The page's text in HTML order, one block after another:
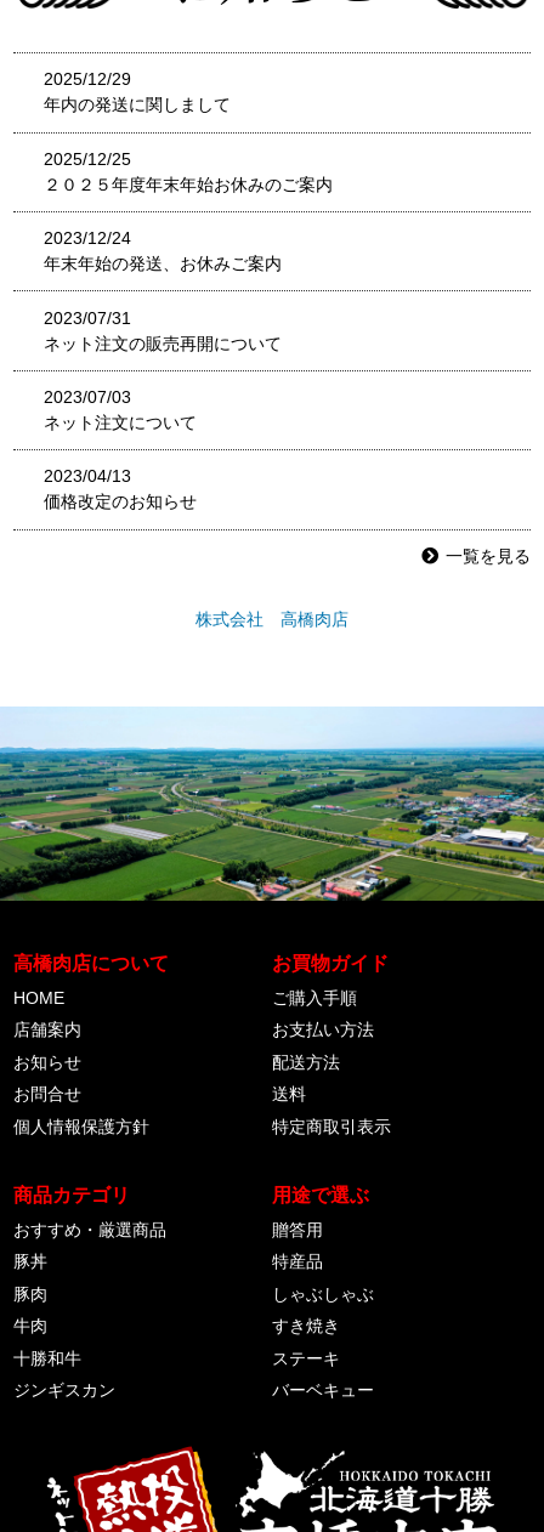
2025/12/29
年内の発送に関しまして
2025/12/25
２０２５年度年末年始お休みのご案内
2023/12/24
年末年始の発送、お休みご案内
2023/07/31
ネット注文の販売再開について
2023/07/03
ネット注文について
2023/04/13
価格改定のお知らせ
一覧を見る
株式会社 高橋肉店
高橋肉店について
HOME
店舗案内
お知らせ
お問合せ
個人情報保護方針
お買物ガイド
ご購入手順
お支払い方法
配送方法
送料
特定商取引表示
商品カテゴリ
おすすめ・厳選商品
豚丼
豚肉
牛肉
十勝和牛
ジンギスカン
用途で選ぶ
贈答用
特産品
しゃぶしゃぶ
すき焼き
ステーキ
バーベキュー